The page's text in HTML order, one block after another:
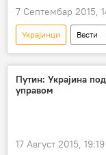
7 Септембар 2015,
Украјинци Вести
азил
Чешка
Путин: Украјина
управом
17 Август 2015, 19:19